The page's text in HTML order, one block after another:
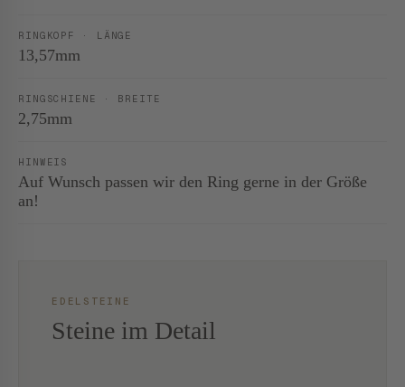
RINGKOPF · LÄNGE
13,57mm
RINGSCHIENE · BREITE
2,75mm
HINWEIS
Auf Wunsch passen wir den Ring gerne in der Größe
an!
EDELSTEINE
Steine im Detail